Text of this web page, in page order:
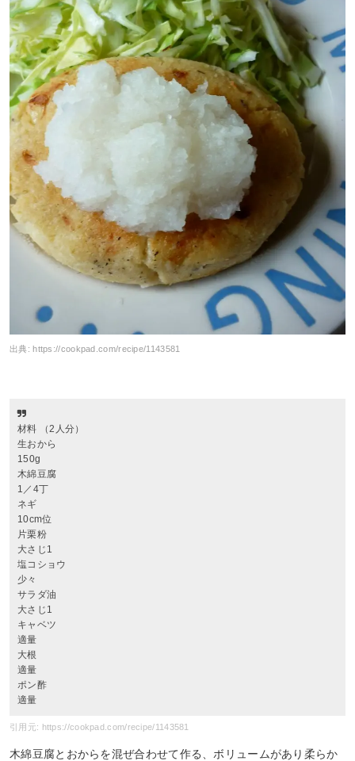
出典:https://cookpad.com/recipe/1143581
材料 （2人分）
生おから
150g
木綿豆腐
1／4丁
ネギ
10cm位
片栗粉
大さじ1
塩コショウ
少々
サラダ油
大さじ1
キャベツ
適量
大根
適量
ポン酢
適量
引用元: https://cookpad.com/recipe/1143581
木綿豆腐とおからを混ぜ合わせて作る、ボリュームがあり柔らか